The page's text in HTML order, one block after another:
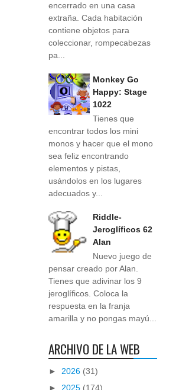
encerrado en una casa
extraña. Cada habitación
contiene objetos para
coleccionar, rompecabezas
pa...
Monkey Go
Happy: Stage
1022
Tienes que
encontrar todos los mini
monos y hacer que el mono
sea feliz encontrando
elementos y pistas,
usándolos en los lugares
adecuados y...
Riddle-
Jeroglíficos 62
Alan
Nuevo juego de
pensar creado por Alan.
Tienes que adivinar los 9
jeroglíficos. Coloca la
respuesta en la franja
amarilla y no pongas mayú...
ARCHIVO DE LA WEB
► 2026 (31)
► 2025 (174)